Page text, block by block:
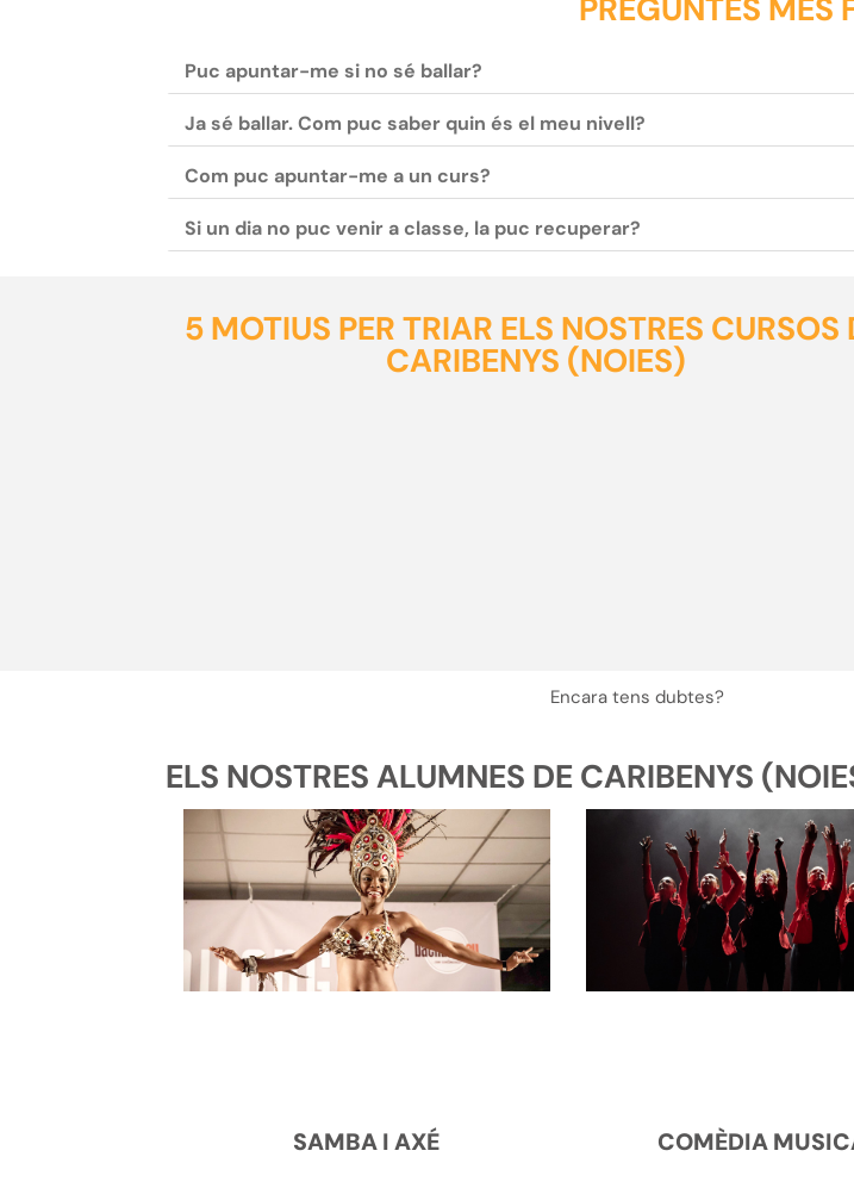
PREGUNTES MÉS
Puc apuntar-me si no sé ballar?
Ja sé ballar. Com puc saber quin és el meu nivell?
Com puc apuntar-me a un curs?
Si un dia no puc venir a classe, la puc recuperar?
5 MOTIUS PER TRIAR ELS NOSTRES CURSOS
CARIBENYS (NOIES)
Encara tens dubtes?
ELS NOSTRES ALUMNES DE CARIBENYS
SAMBA I AXÉ COMÈDIA